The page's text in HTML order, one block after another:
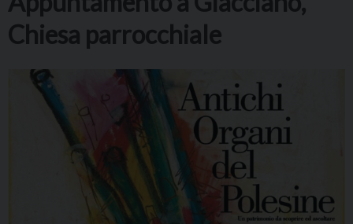
Chiesa parrocchiale